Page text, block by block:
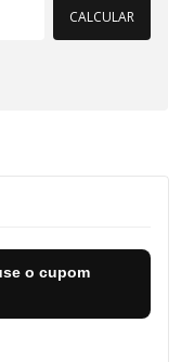
CALCULAR
o cupom